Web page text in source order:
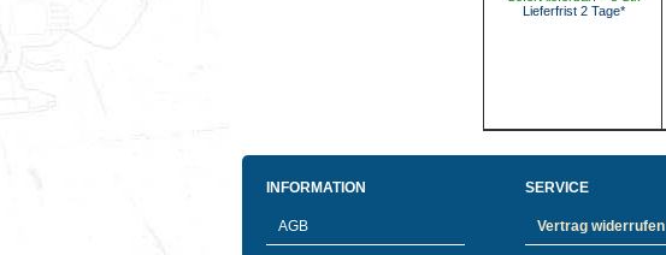
Lieferfrist 2 Tage*
INFORMATION
AGB
SERVICE
Vertrag widerrufen